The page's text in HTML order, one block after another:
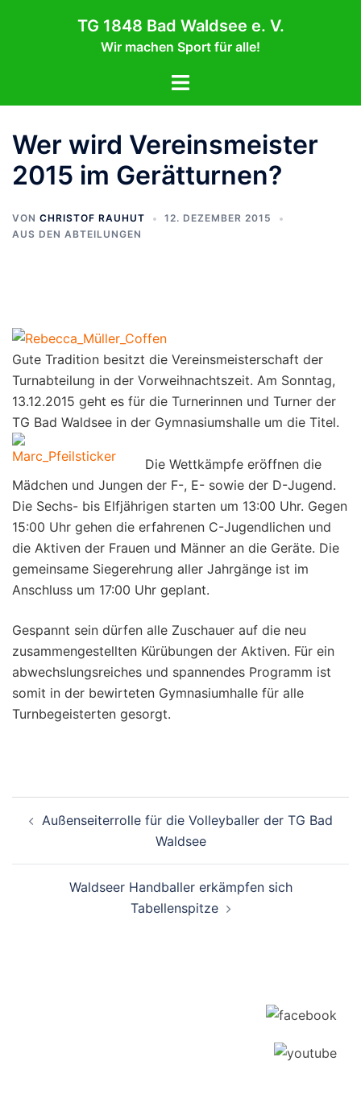
TG 1848 Bad Waldsee e. V.
Wir machen Sport für alle!
Menü
Wer wird Vereinsmeister
2015 im Gerätturnen?
VON CHRISTOF RAUHUT
12. DEZEMBER 2015
AUS DEN ABTEILUNGEN
Gute Tradition besitzt die Vereinsmeisterschaft der
Turnabteilung in der Vorweihnachtszeit. Am Sonntag,
13.12.2015 geht es für die Turnerinnen und Turner der
TG Bad Waldsee in der Gymnasiumshalle um die Titel.
Die Wettkämpfe eröffnen die
Mädchen und Jungen der F-, E- sowie der D-Jugend.
Die Sechs- bis Elfjährigen starten um 13:00 Uhr. Gegen
15:00 Uhr gehen die erfahrenen C-Jugendlichen und
die Aktiven der Frauen und Männer an die Geräte. Die
gemeinsame Siegerehrung aller Jahrgänge ist im
Anschluss um 17:00 Uhr geplant.
Gespannt sein dürfen alle Zuschauer auf die neu
zusammengestellten Kürübungen der Aktiven. Für ein
abwechslungsreiches und spannendes Programm ist
somit in der bewirteten Gymnasiumhalle für alle
Turnbegeisterten gesorgt.
Außenseiterrolle für die Volleyballer der TG Bad
Waldsee
Waldseer Handballer erkämpfen sich
Tabellenspitze